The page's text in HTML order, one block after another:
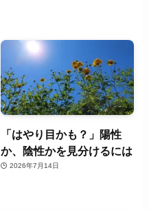
「はやり目かも？」陽性
か、陰性かを見分けるには
2026年7月14日